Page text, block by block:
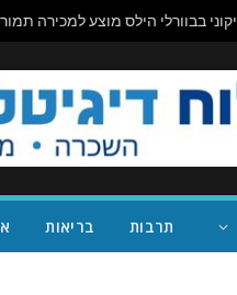
תרבות בריאות